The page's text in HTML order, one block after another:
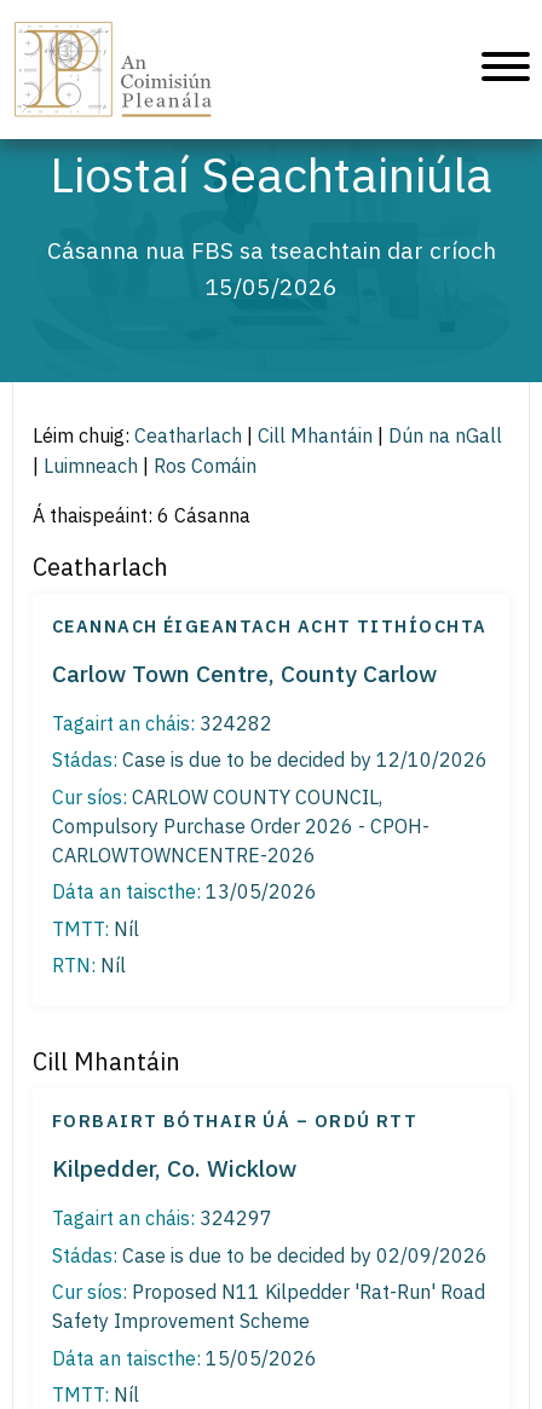
Liostaí Seachtainiúla
Cásanna nua FBS sa tseachtain dar críoch
15/05/2026
Léim chuig: Ceatharlach Cill Mhantáin
Dún na nGall
Luimneach Ros Comáin
Á thaispeáint: 6 Cásanna
Ceatharlach
CEANNACH ÉIGEANTACH ACHT TITHÍOCHTA
Carlow Town Centre, County Carlow
Tagairt an cháis: 324282
Stádas: Case is due to be decided by 12/10/2026
Cur síos: CARLOW COUNTY COUNCIL,
Compulsory Purchase Order 2026 - CPOH-
CARLOWTOWNCENTRE-2026
Dáta an taiscthe: 13/05/2026
TMTT: Níl
RTN: Níl
Cill Mhantáin
FORBAIRT BÓTHAIR ÚÁ – ORDÚ RTT
Kilpedder, Co. Wicklow
Tagairt an cháis: 324297
Stádas: Case is due to be decided by 02/09/2026
Cur síos: Proposed N11 Kilpedder 'Rat-Run' Road
Safety Improvement Scheme
Dáta an taiscthe: 15/05/2026
TMTT: Níl